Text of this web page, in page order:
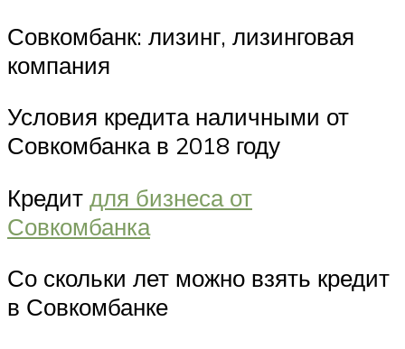
Совкомбанк: лизинг, лизинговая
компания
Условия кредита наличными от
Совкомбанка в 2018 году
Кредит для бизнеса от
Совкомбанка
Со скольки лет можно взять кредит
в Совкомбанке